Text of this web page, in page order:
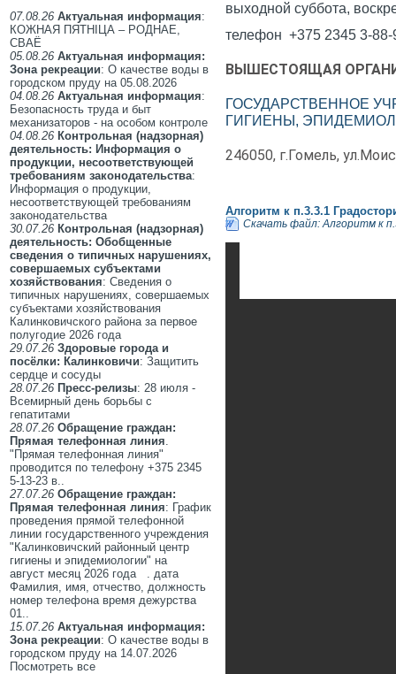
07.08.26 Актуальная информация:
КОЖНАЯ ПЯТНІЦА – РОДНАЕ,
СВАЁ
05.08.26 Актуальная информация:
Зона рекреации: О качестве воды в
городском пруду на 05.08.2026
04.08.26 Актуальная информация:
Безопасность труда и быт
механизаторов - на особом контроле
04.08.26 Контрольная (надзорная)
деятельность: Информация о
продукции, несоответствующей
требованиям законодательства:
Информация о продукции,
несоответствующей требованиям
законодательства
30.07.26 Контрольная (надзорная)
деятельность: Обобщенные
сведения о типичных нарушениях,
совершаемых субъектами
хозяйствования: Сведения о
типичных нарушениях, совершаемых
субъектами хозяйствования
Калинковичского района за первое
полугодие 2026 года
29.07.26 Здоровые города и
посёлки: Калинковичи: Защитить
сердце и сосуды
28.07.26 Пресс-релизы: 28 июля -
Всемирный день борьбы с
гепатитами
28.07.26 Обращение граждан:
Прямая телефонная линия.
"Прямая телефонная линия"
проводится по телефону +375 2345
5-13-23 в..
27.07.26 Обращение граждан:
Прямая телефонная линия: График
проведения прямой телефонной
линии государственного учреждения
"Калинковичский районный центр
гигиены и эпидемиологии" на
август месяц 2026 года . дата
Фамилия, имя, отчество, должность
номер телефона время дежурства
01..
15.07.26 Актуальная информация:
Зона рекреации: О качестве воды в
городском пруду на 14.07.2026
Посмотреть все
выходной суббота,
телефон +375 2345 3-88-
ВЫШЕСТОЯЩАЯ
ГОСУДАРСТВЕННОЕ
ГИГИЕНЫ,
246050, г.Гомель,
Алгоритм к п.3.3.1
Скачать файл: Алгоритм к